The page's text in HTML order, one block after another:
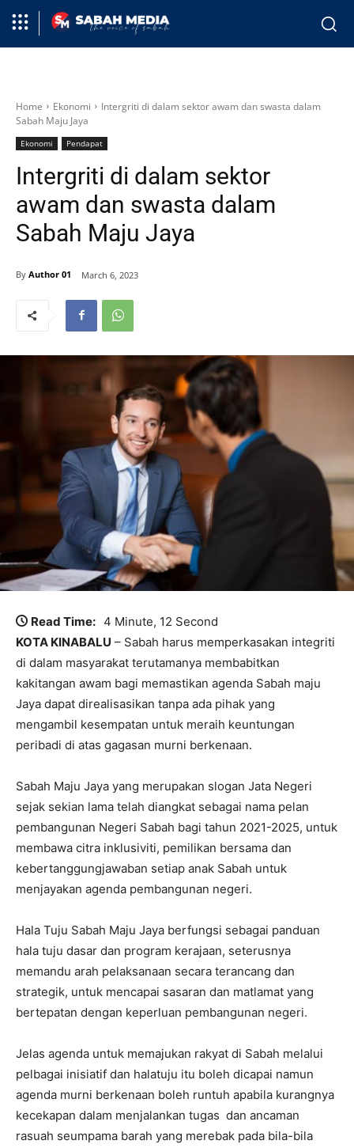
Home Ekonomi
Intergriti di dalam sektor awam dan swasta dalam
Sabah Maju Jaya
Ekonomi Pendapat
Intergriti di dalam sektor
awam dan swasta dalam
Sabah Maju Jaya
By Author 01 March 6, 2023
Read Time: 4 Minute, 12 Second
KOTA KINABALU – Sabah harus memperkasakan integriti
di dalam masyarakat terutamanya membabitkan
kakitangan awam bagi memastikan agenda Sabah maju
Jaya dapat direalisasikan tanpa ada pihak yang
mengambil kesempatan untuk meraih keuntungan
peribadi di atas gagasan murni berkenaan.
Sabah Maju Jaya yang merupakan slogan Jata Negeri
sejak sekian lama telah diangkat sebagai nama pelan
pembangunan Negeri Sabah bagi tahun 2021-2025, untuk
membawa citra inklusiviti, pemilikan bersama dan
kebertanggungjawaban setiap anak Sabah untuk
menjayakan agenda pembangunan negeri.
Hala Tuju Sabah Maju Jaya berfungsi sebagai panduan
hala tuju dasar dan program kerajaan, seterusnya
memandu arah pelaksanaan secara terancang dan
strategik, untuk mencapai sasaran dan matlamat yang
bertepatan dengan keperluan pembangunan negeri.
Jelas agenda untuk memajukan rakyat di Sabah melalui
pelbagai inisiatif dan halatuju itu boleh dicapai namun
agenda murni berkenaan boleh runtuh apabila kurangnya
kecekapan dalam menjalankan tugas dan ancaman
rasuah seumpama barah yang merebak pada bila-bila